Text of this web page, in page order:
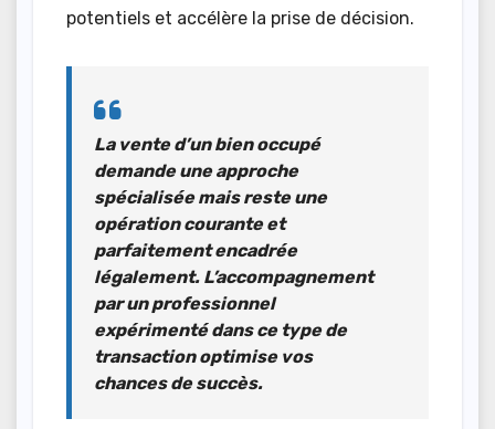
potentiels et accélère la prise de décision.
La vente d’un bien occupé
demande une approche
spécialiséemais reste une
opération courante et
parfaitement encadrée
légalement. L’accompagnement
par un professionnel
expérimenté dans ce type de
transaction optimise vos
chances de succès.